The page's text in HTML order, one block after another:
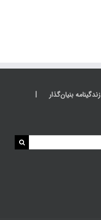
زندگینامه بنیان‌گذار